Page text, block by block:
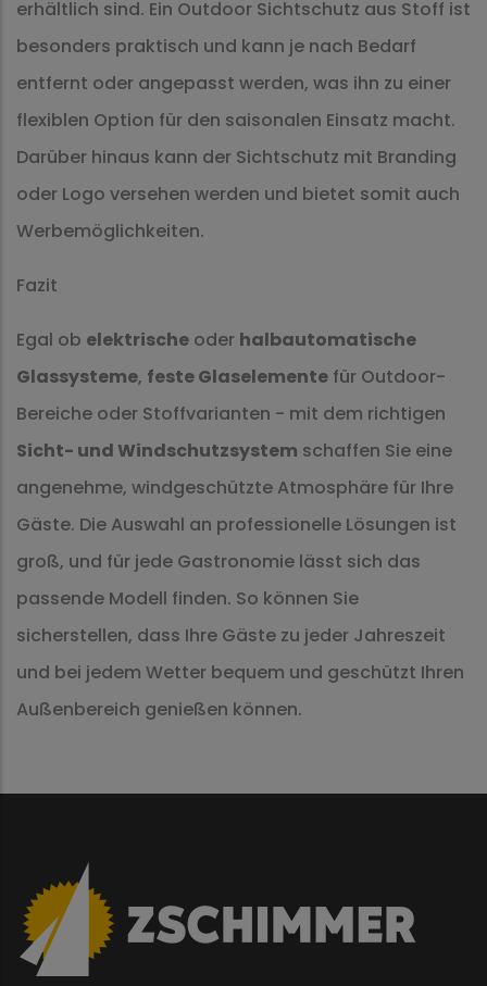
erhältlich sind. Ein Outdoor Sichtschutz aus Stoff ist
besonders praktisch und kann je nach Bedarf
entfernt oder angepasst werden, was ihn zu einer
flexiblen Option für den saisonalen Einsatz macht.
Darüber hinaus kann der Sichtschutz mit Branding
oder Logo versehen werden und bietet somit auch
Werbemöglichkeiten.
Fazit
Egal ob elektrische oder halbautomatische
Glassysteme, feste Glaselemente für Outdoor-
Bereiche oder Stoffvarianten - mit dem richtigen
Sicht- und Windschutzsystem schaffen Sie eine
angenehme, windgeschützte Atmosphäre für Ihre
Gäste. Die Auswahl an professionelle Lösungen ist
groß, und für jede Gastronomie lässt sich das
passende Modell finden. So können Sie
sicherstellen, dass Ihre Gäste zu jeder Jahreszeit
und bei jedem Wetter bequem und geschützt Ihren
Außenbereich genießen können.